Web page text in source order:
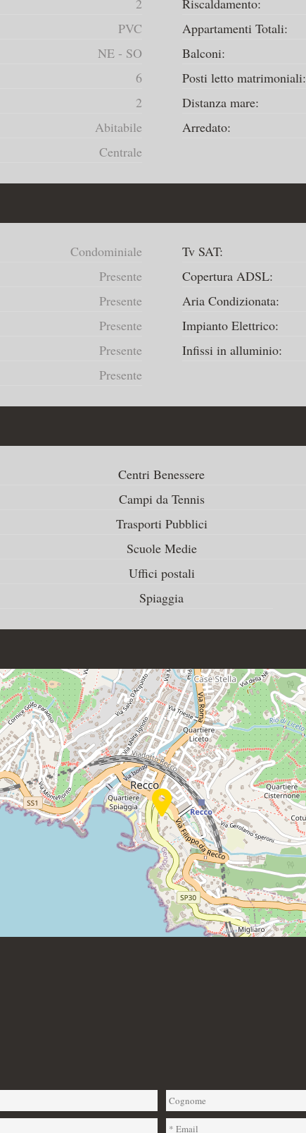
2 Riscaldamento:
PVC Appartamenti Totali:
NE - SO Balconi:
6 Posti letto matrimoniali:
2 Distanza mare:
Abitabile Arredato:
Centrale
Condominiale Tv SAT:
Presente Copertura ADSL:
Presente Aria Condizionata:
Presente Impianto Elettrico:
Presente Infissi in alluminio:
Presente
Centri Benessere
Campi da Tennis
Trasporti Pubblici
Scuole Medie
Uffici postali
Spiaggia